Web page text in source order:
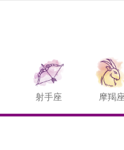
射手座 摩羯